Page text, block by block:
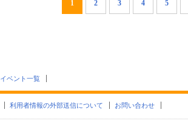
1 2 3 4 5
イベント一覧
利用者情報の外部送信について お問い合わせ